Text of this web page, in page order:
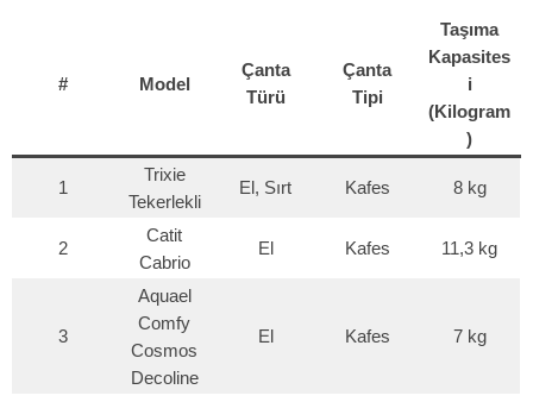
# Model
Çanta
Türü
Çanta
Tipi
Taşıma
Kapasites
i
(Kilogram
)
1
Trixie
Tekerlekli
El, Sırt Kafes 8 kg
2
Catit
Cabrio
El Kafes 11,3 kg
3
Aquael
Comfy
Cosmos
Decoline
El Kafes 7 kg